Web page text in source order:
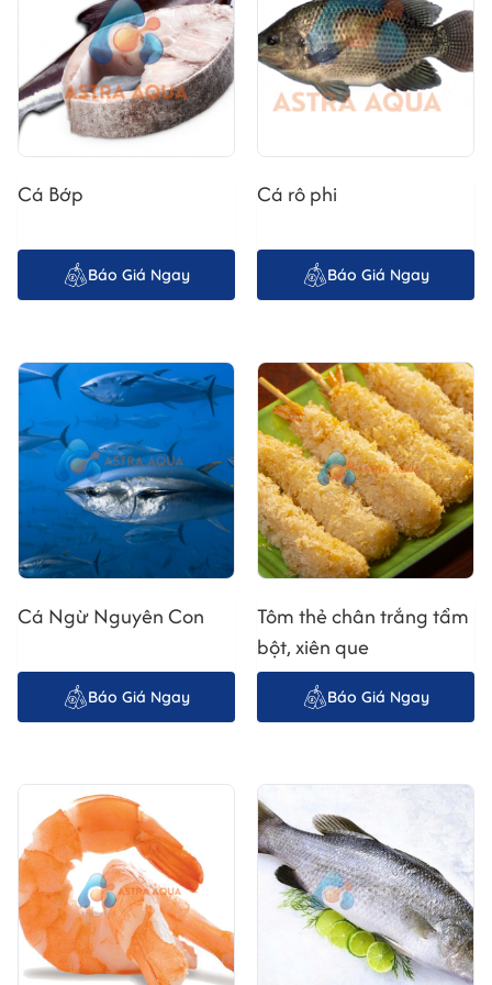
mang lại rất nhiều lợi ích cho người tiêu dùng, từ tiết kiệm
thời gian đến đảm bảo chất lượng sản phẩm.
a. Tiết Kiệm Thời Gian Chế Biến
Một trong những ưu điểm lớn nhất của
là khả năng tiết kiệm thời gian chế biến
loại bỏ chỉ đen, giúp việc chuẩn bị bữa ăn trở nên nhanh
b. Đảm Bảo An Toàn Vệ Sinh Thực Phẩm
Sản phẩmTôm Thẻ Chân Trắng Lột vỏ, bỏ chỉ đen
vệ sinh thực phẩm. Quy trình này giúp loại bỏ các tạp
chất và vi khuẩn có hại, mang đến cho người tiêu dùng
sản phẩm sạch và an toàn.
c. Hương Vị Tươi Ngon, Giàu Dinh Dưỡng
Tôm Thẻ Chân Trắng Lột vỏ, bỏ chỉ đenvẫn giữ được
hương vị tươi ngon tự nhiên của tôm. Tôm thẻ chân trắng
là một nguồn cung cấp protein, omega-3 và các khoáng
chất quan trọng khác, rất tốt cho sức khỏe.
2. Quy Trình Sản Xuất Tôm Thẻ Chân Trắng Lột vỏ,
bỏ chỉ đen Tại Astra Aqua
Astra Aqua Int'l Co., Ltd luôn chú trọng đến chất lượng
Cá Bớp
Báo Giá Ngay
Cá rô phi
Báo Giá Ngay
Cá Ngừ Nguyên Con
Báo Giá Ngay
Tôm thẻ chân trắng tẩm
bột, xiên que
Báo Giá Ngay